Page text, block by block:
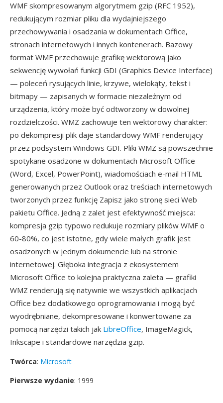
WMF skompresowanym algorytmem gzip (RFC 1952),
redukującym rozmiar pliku dla wydajniejszego
przechowywania i osadzania w dokumentach Office,
stronach internetowych i innych kontenerach. Bazowy
format WMF przechowuje grafikę wektorową jako
sekwencję wywołań funkcji GDI (Graphics Device Interface)
— poleceń rysujących linie, krzywe, wielokąty, tekst i
bitmapy — zapisanych w formacie niezależnym od
urządzenia, który może być odtworzony w dowolnej
rozdzielczości. WMZ zachowuje ten wektorowy charakter:
po dekompresji plik daje standardowy WMF renderujący
przez podsystem Windows GDI. Pliki WMZ są powszechnie
spotykane osadzone w dokumentach Microsoft Office
(Word, Excel, PowerPoint), wiadomościach e-mail HTML
generowanych przez Outlook oraz treściach internetowych
tworzonych przez funkcję Zapisz jako stronę sieci Web
pakietu Office. Jedną z zalet jest efektywność miejsca:
kompresja gzip typowo redukuje rozmiary plików WMF o
60-80%, co jest istotne, gdy wiele małych grafik jest
osadzonych w jednym dokumencie lub na stronie
internetowej. Głęboka integracja z ekosystemem
Microsoft Office to kolejna praktyczna zaleta — grafiki
WMZ renderują się natywnie we wszystkich aplikacjach
Office bez dodatkowego oprogramowania i mogą być
wyodrębniane, dekompresowane i konwertowane za
pomocą narzędzi takich jak LibreOffice, ImageMagick,
Inkscape i standardowe narzędzia gzip.
Twórca: Microsoft
Pierwsze wydanie: 1999